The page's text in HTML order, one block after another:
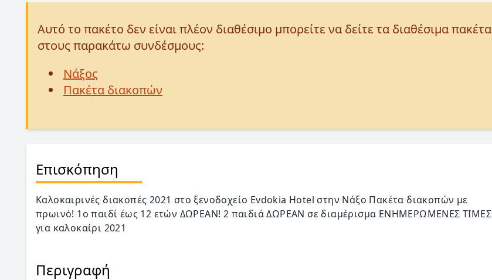
Αυτό το πακέτο δεν είναι πλέον διαθέσιμο μπορείτε να δείτε τα διαθέσιμα πακέτα
στους παρακάτω συνδέσμους:
Νάξος
Πακέτα διακοπών
Επισκόπηση
Καλοκαιρινές διακοπές 2021 στο ξενοδοχείο Evdokia Hotel στην Νάξο Πακέτα διακοπών με
πρωινό! 1o παιδί έως 12 ετών ΔΩΡΕΑΝ! 2 παιδιά ΔΩΡΕΑΝ σε διαμέρισμα ΕΝΗΜΕΡΩΜΕΝΕΣ ΤΙΜΕΣ
για καλοκαίρι 2021
Περιγραφή